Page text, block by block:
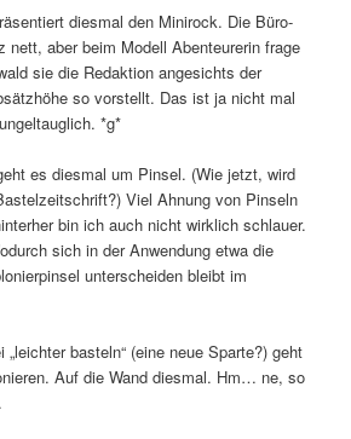
diesmal den Minirock. Die Büro-
nett, aber beim Modell Abenteurerin frage
sie die Redaktion angesichts der
so vorstellt. Das ist ja nicht mal
*g*
es diesmal um Pinsel. (Wie jetzt, wird
Viel Ahnung von Pinseln
bin ich auch nicht wirklich schlauer.
sich in der Anwendung etwa die
unterscheiden bleibt im
basteln“ (eine neue Sparte?) geht
Auf die Wand diesmal. Hm… ne, so